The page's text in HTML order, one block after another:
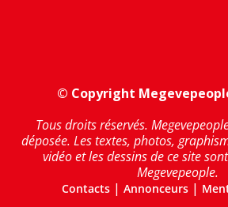
© Copyright
Tous droits réservés.
déposée. Les textes, photos,
vidéo et les dessins de ce site
Megevepeople.
Contacts| Annonceurs|